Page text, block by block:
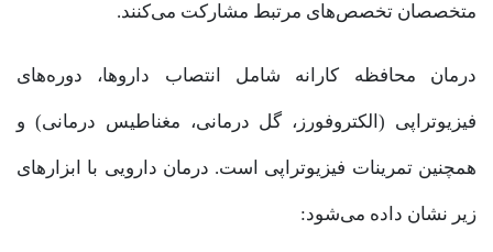
متخصصان تخصص‌های مرتبط مشارکت می‌کنند.
درمان محافظه کارانه شامل انتصاب دارو‌ها، دوره‌های
فیزیوتراپی (الکتروفورز، گل درمانی، مغناطیس درمانی) و
همچنین تمرینات فیزیوتراپی است. درمان دارویی با ابزار‌های
زیر نشان داده می‌شود: